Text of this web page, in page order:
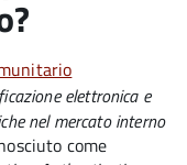
elettronica e
nel mercato interno
come